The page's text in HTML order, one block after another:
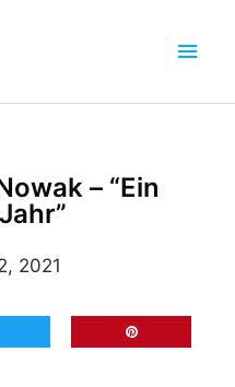
– “Ein
2021